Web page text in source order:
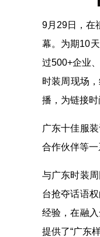
9月29日，在
幕。为期10
过500+企业
时装周现场
播，为链接时
广东十佳服
合作伙伴等
与广东时装
台抢夺话语
经验，在融
提供了“广东样